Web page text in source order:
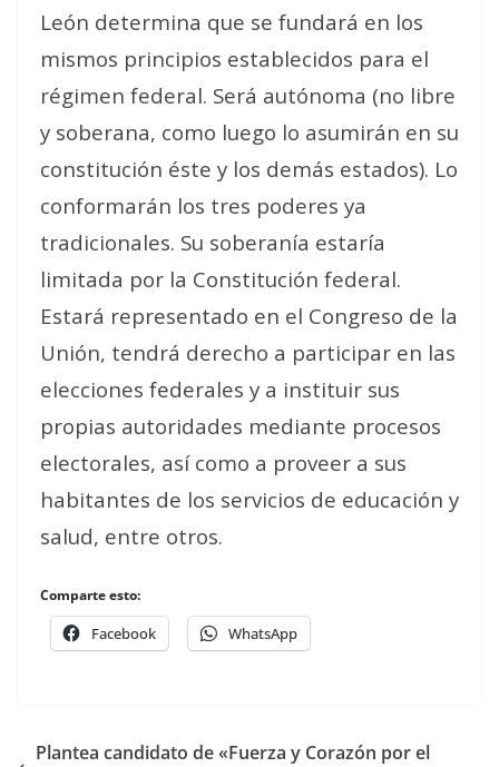
León determina que se fundará en los
mismos principios establecidos para el
régimen federal. Será autónoma (no libre
y soberana, como luego lo asumirán en su
constitución éste y los demás estados). Lo
conformarán los tres poderes ya
tradicionales. Su soberanía estaría
limitada por la Constitución federal.
Estará representado en el Congreso de la
Unión, tendrá derecho a participar en las
elecciones federales y a instituir sus
propias autoridades mediante procesos
electorales, así como a proveer a sus
habitantes de los servicios de educación y
salud, entre otros.
Comparte esto:
Facebook WhatsApp
Plantea candidato de «Fuerza y Corazón por el